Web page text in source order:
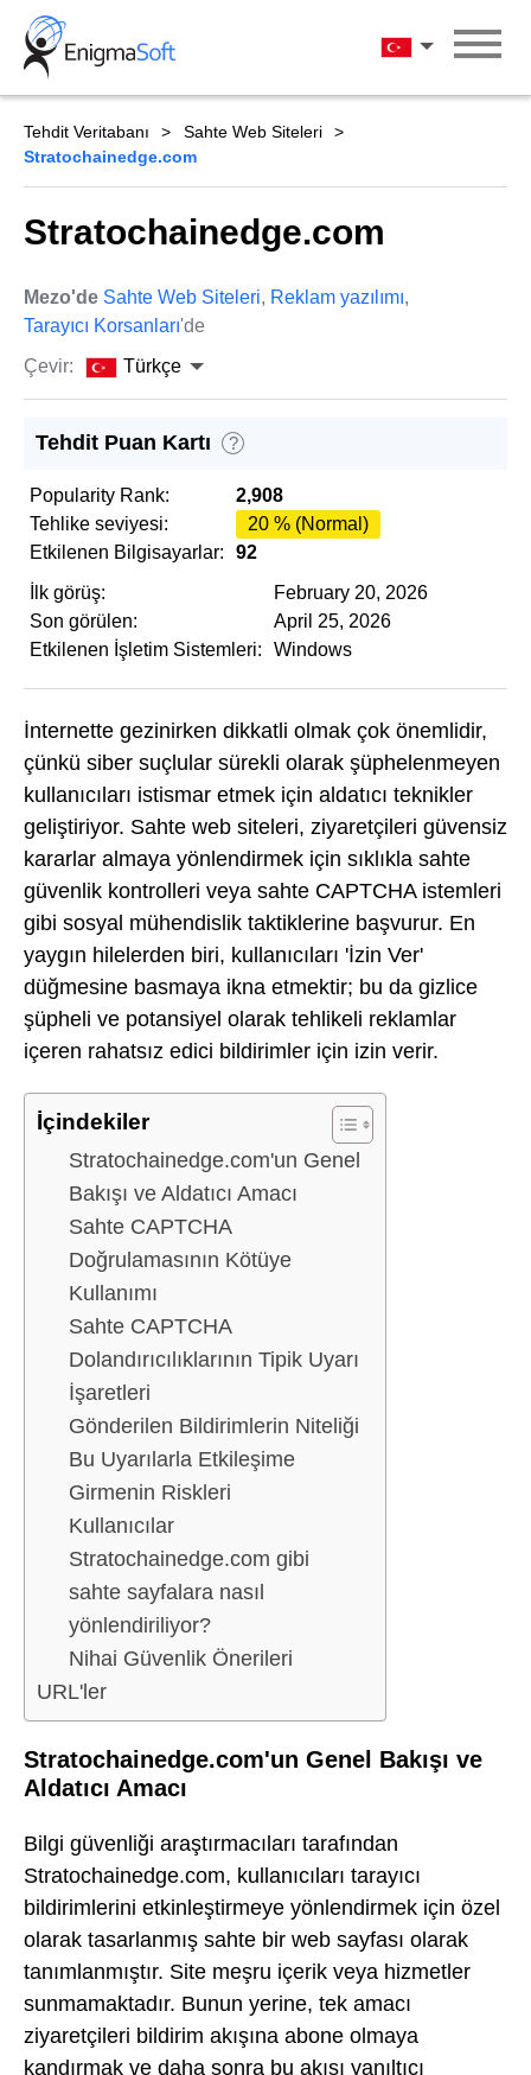
Skip
content
Türkçe
Tehdit Veritabanı
Sahte Web Siteleri
Stratochainedge.com
Stratochainedge.com
Mezo'de Sahte Web Siteleri, Reklam yazılımı,
Tarayıcı Korsanları'de
Çevir:
Türkçe
Tehdit Puan Kartı ?
Popularity Rank:
2,908
Tehlike seviyesi:
20 % (Normal)
Etkilenen Bilgisayarlar:
92
İlk görüş:
February 20, 2026
Son görülen:
April 25, 2026
Etkilenen İşletim Sistemleri:
Windows
İnternette gezinirken dikkatli olmak çok önemlidir,
çünkü siber suçlular sürekli olarak şüphelenmeyen
kullanıcıları istismar etmek için aldatıcı teknikler
geliştiriyor. Sahte web siteleri, ziyaretçileri güvensiz
kararlar almaya yönlendirmek için sıklıkla sahte
güvenlik kontrolleri veya sahte CAPTCHA istemleri
gibi sosyal mühendislik taktiklerine başvurur. En
yaygın hilelerden biri, kullanıcıları 'İzin Ver'
düğmesine basmaya ikna etmektir; bu da gizlice
şüpheli ve potansiyel olarak tehlikeli reklamlar
içeren rahatsız edici bildirimler için izin verir.
İçindekiler
Stratochainedge.com'un Genel
Bakışı ve Aldatıcı Amacı
Sahte CAPTCHA
Doğrulamasının Kötüye
Kullanımı
Sahte CAPTCHA
Dolandırıcılıklarının Tipik Uyarı
İşaretleri
Gönderilen Bildirimlerin Niteliği
Bu Uyarılarla Etkileşime
Girmenin Riskleri
Kullanıcılar
Stratochainedge.com gibi
sahte sayfalara nasıl
yönlendiriliyor?
Nihai Güvenlik Önerileri
URL'ler
Stratochainedge.com'un Genel Bakışı ve
Aldatıcı Amacı
Bilgi güvenliği araştırmacıları tarafından
Stratochainedge.com, kullanıcıları tarayıcı
bildirimlerini etkinleştirmeye yönlendirmek için özel
olarak tasarlanmış sahte bir web sayfası olarak
tanımlanmıştır. Site meşru içerik veya hizmetler
sunmamaktadır. Bunun yerine, tek amacı
ziyaretçileri bildirim akışına abone olmaya
kandırmak ve daha sonra bu akışı yanıltıcı